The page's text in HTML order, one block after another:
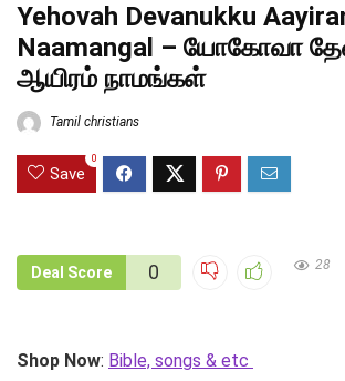
Yehovah Devanukku
Naamangal – யோகோவா
ஆயிரம் நாமங்கள்
Tamil christians
Save
0
Deal Score 0 28
Shop Now: Bible, songs & etc